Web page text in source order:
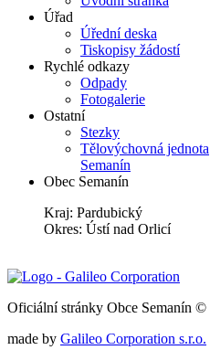
Úřad
Úřední deska
Tiskopisy žádostí
Rychlé odkazy
Odpady
Fotogalerie
Ostatní
Stezky
Tělovýchovná jednota
Semanín
Obec Semanín
Kraj: Pardubický
Okres: Ústí nad Orlicí
Oficiální stránky Obce Semanín ©
made by Galileo Corporation s.r.o.